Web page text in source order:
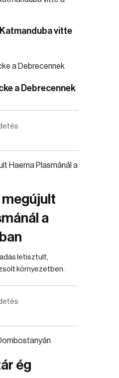
vitte
a Debrecennek
megújult
a
letisztult,
környezetben.
ég